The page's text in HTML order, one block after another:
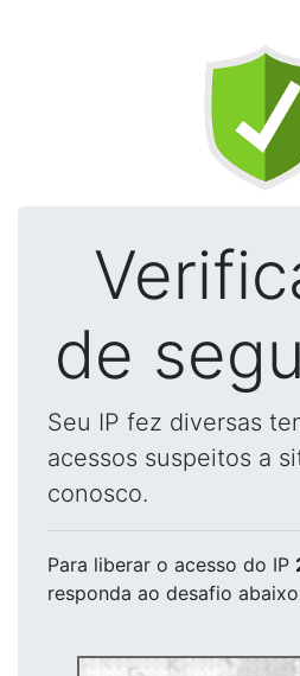
de
Seu IP fez diversas
acessos suspeitos a
conosco.
Para liberar o acesso do IP
responda ao desafio